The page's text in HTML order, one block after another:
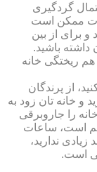
گردگیری
ممکن است
و برای از بین
داشته باشید.
ریختگی خانه
از پرندگان
و خانه‏ تان زود به
را جاروبرقی
کم است، ساعات
ندارید،
است.